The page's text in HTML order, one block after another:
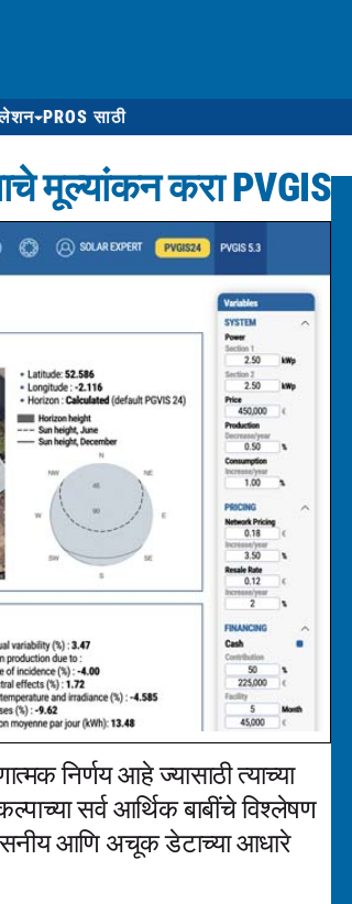
PROS साठी
मूल्यांकन करा PVGIS
निर्णय आहे ज्यासाठी त्याच्या
सर्व आर्थिक बाबींचे विश्लेषण
आणि अचूक डेटाच्या आधारे